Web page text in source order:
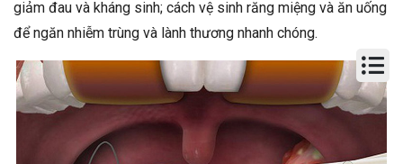
giảm đau và kháng sinh; cách vệ sinh răng miệng và ăn uống
để ngăn nhiễm trùng và lành thương nhanh chóng.